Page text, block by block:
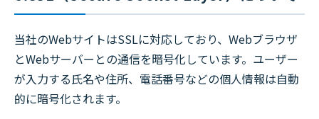
当社のWebサイトはSSLに対応しており、Webブラウザ
とWebサーバーとの通信を暗号化しています。ユーザー
が入力する氏名や住所、電話番号などの個人情報は自動
的に暗号化されます。